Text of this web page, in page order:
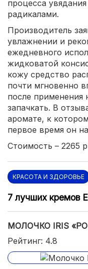
процесса
радикалами.
Производитель
увлажнении и
ежедневного
жидковатой
кожу средство
почти мгновенно
после применения
запачкать. В
аромате, к
первое время он
Стоимость – 2265
КРАСОТА И ЗДОРОВЬЕ
7 лучших кремов
МОЛОЧКО IRIS
Рейтинг: 4.8